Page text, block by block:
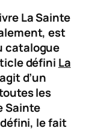
La Sainte
est
catalogue
défini La
d’un
les
Sainte
défini, le fait